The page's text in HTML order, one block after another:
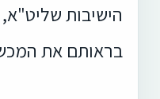
הישיבות שליט"א,
בראותם את